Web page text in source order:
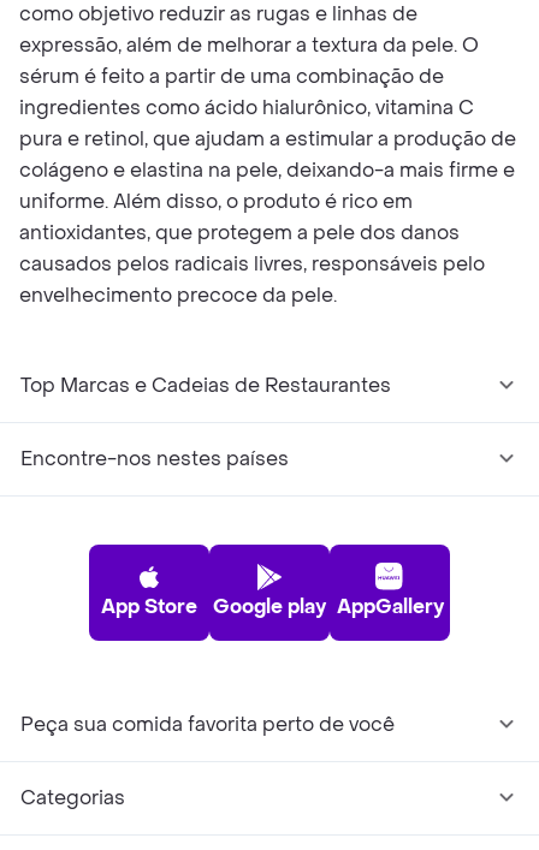
como objetivo reduzir as rugas e linhas de
expressão, além de melhorar a textura da pele. O
sérum é feito a partir de uma combinação de
ingredientes como ácido hialurônico, vitamina C
pura e retinol, que ajudam a estimular a produção de
colágeno e elastina na pele, deixando-a mais firme e
uniforme. Além disso, o produto é rico em
antioxidantes, que protegem a pele dos danos
causados pelos radicais livres, responsáveis pelo
envelhecimento precoce da pele.
Top Marcas e Cadeias de Restaurantes
Encontre-nos nestes países
App Store Google play AppGallery
Peça sua comida favorita perto de você
Categorias